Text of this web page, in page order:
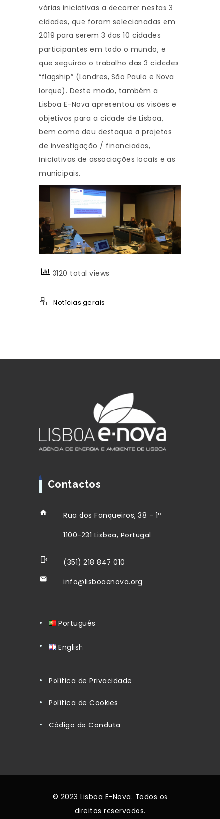
várias iniciativas a decorrer nestas 3
cidades, que foram selecionadas em
2019 para serem 3 das 10 cidades
participantes em todo o mundo, e
que seguirão o trabalho das 3 cidades
“flagship” (Londres, São Paulo e Nova
Iorque). Deste modo, também a
Lisboa E-Nova apresentou as visões e
objetivos para a cidade de Lisboa,
bem como deu destaque a projetos
de investigação / financiados,
iniciativas de associações locais e as
municipais.
3120 total views
Notícias gerais
Contactos
Rua dos Fanqueiros, 38 - 1º
1100-231 Lisboa, Portugal
(351) 218 847 010
info@lisboaenova.org
Português
English
Política de Privacidade
Política de Cookies
Código de Conduta
© 2023 Lisboa E-Nova. Todos os
direitos reservados.